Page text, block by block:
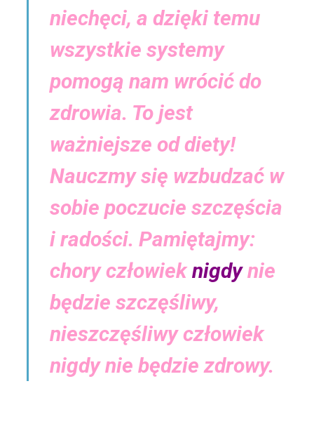
niechęci, a dzięki temu
wszystkie systemy
pomogą nam wrócić do
zdrowia. To jest
ważniejsze od diety!
Nauczmy się wzbudzać w
sobie poczucie szczęścia
i radości. Pamiętajmy:
chory człowieknigdynie
będzie szczęśliwy,
nieszczęśliwy człowiek
nigdy nie będzie zdrowy.